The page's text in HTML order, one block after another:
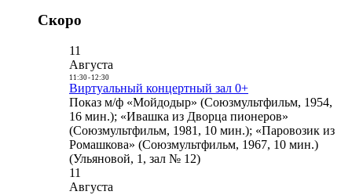
Скоро
11
Августа
11:30- 12:30
Виртуальный концертный зал 0+
Показ м/ф «Мойдодыр» (Союзмультфильм, 1954,
16 мин.); «Ивашка из Дворца пионеров»
(Союзмультфильм, 1981, 10 мин.); «Паровозик из
Ромашкова» (Союзмультфильм, 1967, 10 мин.)
(Ульяновой, 1, зал № 12)
11
Августа